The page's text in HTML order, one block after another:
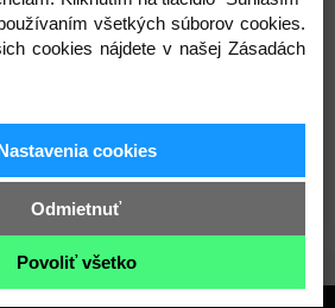
Rozkladajú sa v rovnakom čase
širokú škálu rozmerov a
všetkých súborov cookies.
cookies nájdete v našej Zásadách
cookies
Odmietnuť
Povoliť všetko